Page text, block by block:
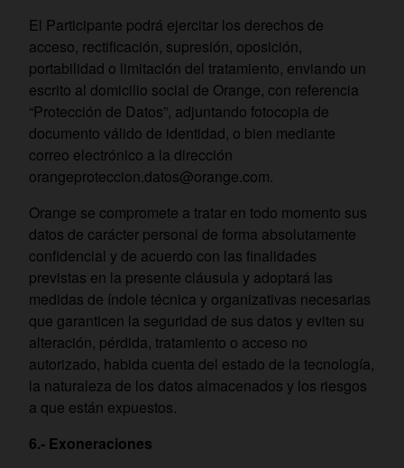
El Participante podrá ejercitar los derechos de
acceso, rectificación, supresión, oposición,
portabilidad o limitación del tratamiento, enviando un
escrito al domicilio social de Orange, con referencia
“Protección de Datos”, adjuntando fotocopia de
documento válido de identidad, o bien mediante
correo electrónico a la dirección
orangeproteccion.datos@orange.com.
Orange se compromete a tratar en todo momento sus
datos de carácter personal de forma absolutamente
confidencial y de acuerdo con las finalidades
previstas en la presente cláusula y adoptará las
medidas de índole técnica y organizativas necesarias
que garanticen la seguridad de sus datos y eviten su
alteración, pérdida, tratamiento o acceso no
autorizado, habida cuenta del estado de la tecnología,
la naturaleza de los datos almacenados y los riesgos
a que están expuestos.
6.- Exoneraciones